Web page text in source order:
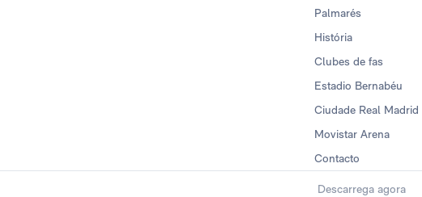
Palmarés
História
Clubes de fas
Estadio Bernabéu
Ciudade Real Madrid
Movistar Arena
Contacto
Descarrega agora